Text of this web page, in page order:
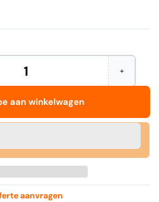
+Verhoog
het
-
drie-
kleuren
aan winkelwagen
aanvragen